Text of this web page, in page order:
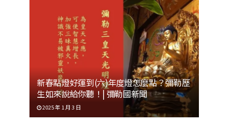
新春點燈好運到(六)年度燈怎麼點？彌勒歷
生如來說給你聽！| 彌勒國新聞
2025 年 1 月 3 日